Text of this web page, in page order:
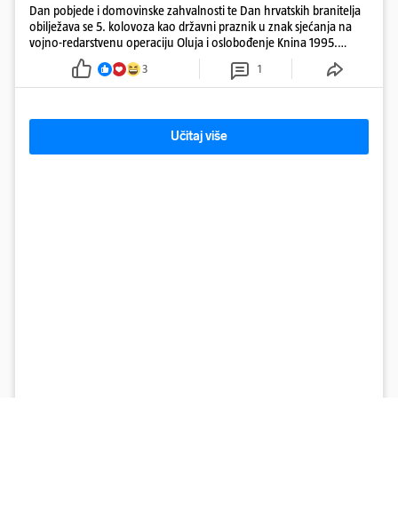
Dan pobjede i domovinske zahvalnosti te Dan hrvatskih branitelja
obilježava se 5. kolovoza kao državni praznik u znak sjećanja na
vojno-redarstvenu operaciju Oluja i oslobođenje Knina 1995.
3 1
Učitaj više